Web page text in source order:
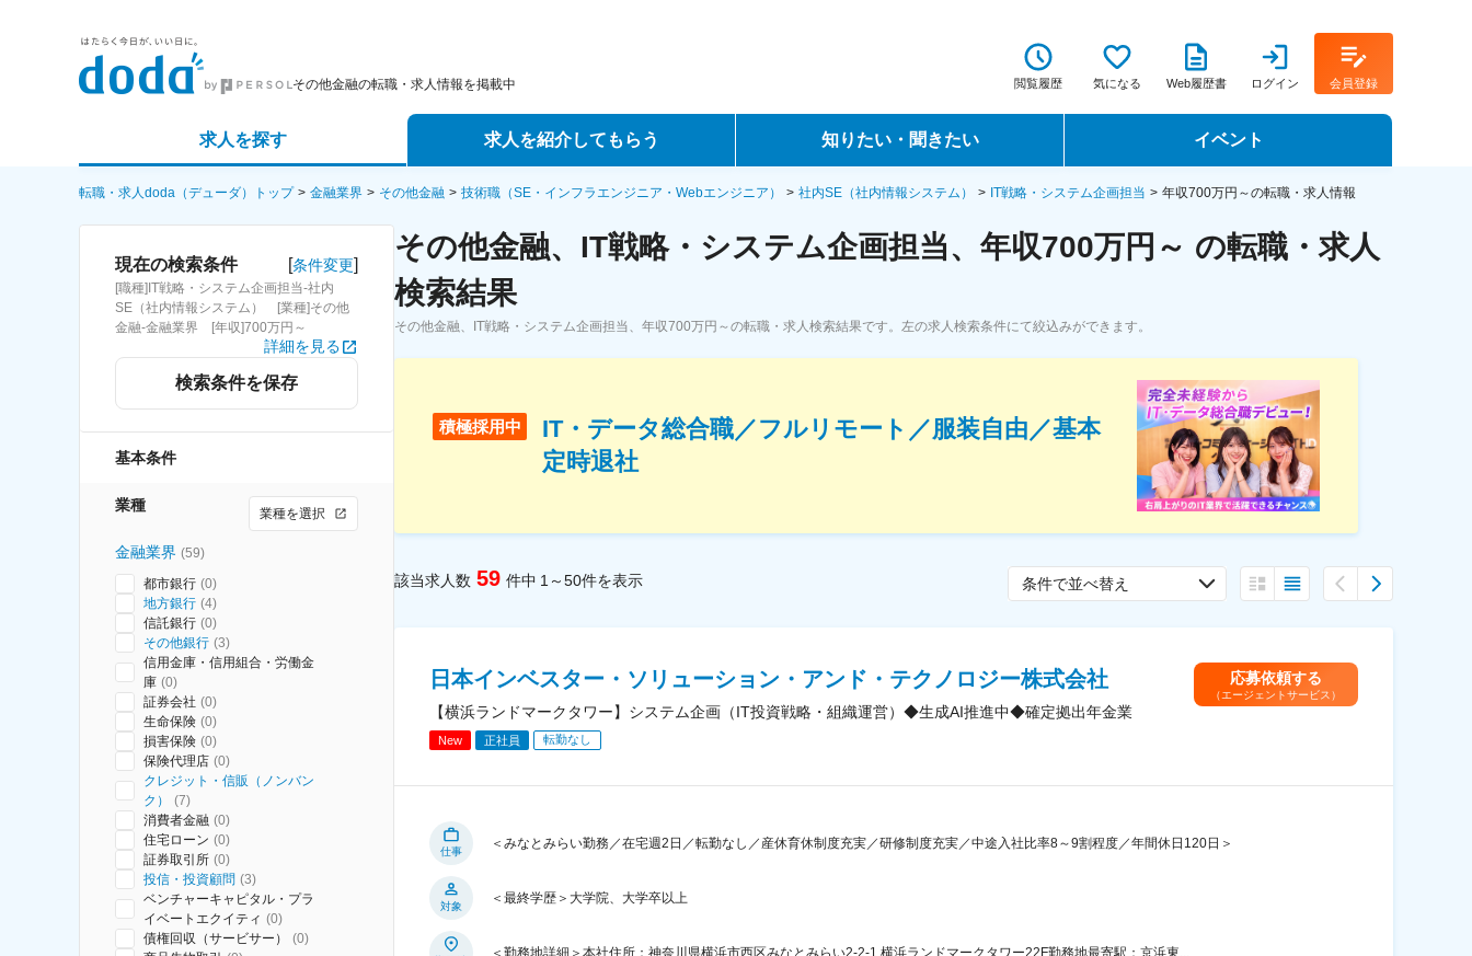
その他金融の転職・求人情報を掲載中 閲覧履歴 気になる Web履歴書 ログイン 会員登録
求人を探す
詳細条件から探す
求人特集から探す
求人を紹介してもらう
エージェントサービス
スカウトサービス
パートナーエージェントサービス
知りたい・聞きたい
転職ノウハウ
データで見る転職
イベント
転職イベント・転職セミナー
転職フェア
転職・求人doda（デューダ）トップ 金融業界 その他金融 技術職（SE・インフラエンジニア・Webエンジニア） 社内SE（社内情報システム） IT戦略・システム企画担当 年収700万円～の転職・求人情報
現在の検索条件 [条件変更]
[職種]IT戦略・システム企画担当-社内
SE（社内情報システム） [業種]その他
金融-金融業界 [年収]700万円～
詳細を見る
検索条件を保存
基本条件
業種 業種を選択
金融業界 (59)
都市銀行 (0)
地方銀行 (4)
信託銀行 (0)
その他銀行 (3)
信用金庫・信用組合・労働金
庫 (0)
証券会社 (0)
生命保険 (0)
損害保険 (0)
保険代理店 (0)
クレジット・信販（ノンバン
ク）
(7)
消費者金融 (0)
住宅ローン (0)
証券取引所 (0)
投信・投資顧問 (3)
ベンチャーキャピタル・プラ
イベートエクイティ (0)
債権回収（サービサー）
(0)
その他金融、IT戦略・システム企画担当、年収700万円～ の転職・求人
検索結果
その他金融、IT戦略・システム企画担当、年収700万円～の転職・求人検索結果です。左の求人検索条件にて絞込みができます。
積極採用中
IT・データ総合職／フルリモート／服装自由／基本
定時退社
該当求人数 59 件中 1～50件を表示 条件で並べ替え
日本インベスター・ソリューション・アンド・テクノロジー株式会社
【横浜ランドマークタワー】システム企画（IT投資戦略・組織運営）◆生成AI推進中◆確定拠出年金業
New 正社員 転勤なし
応募依頼する
（エージェントサービス）
仕事
＜みなとみらい勤務／在宅週2日／転勤なし／産休育休制度充実／研修制度充実／中途入社比率8～9割程度／年間休日120日＞
対象
＜最終学歴＞大学院、大学卒以上
＜勤務地詳細＞本社住所：神奈川県横浜市西区みなとみらい2-2-1 横浜ランドマークタワー22F勤務地最寄駅：京浜東...